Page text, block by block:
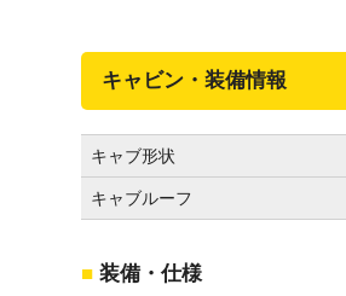
キャビン・装備情報
キャブ形状
キャブルーフ
装備・仕様